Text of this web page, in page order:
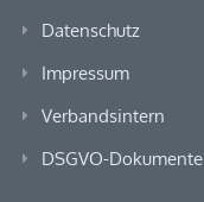
Datenschutz
Impressum
Verbandsintern
DSGVO-Dokumente